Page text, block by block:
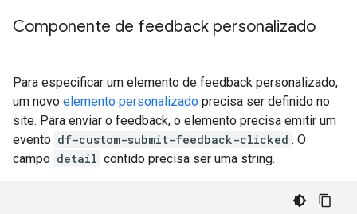
Componente de feedback personalizado
Para especificar um elemento de feedback personalizado,
um novo elemento personalizado precisa ser definido no
site. Para enviar o feedback, o elemento precisa emitir um
evento df-custom-submit-feedback-clicked . O
campo detail contido precisa ser uma string.